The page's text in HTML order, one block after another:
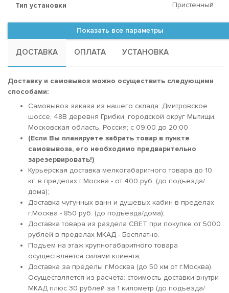
Тип установки Пристенный
Показать все параметры
ДОСТАВКА ОПЛАТА УСТАНОВКА
Доставку и самовывоз можно осуществить следующими
способами:
Самовывоз заказа из нашего склада: Дмитровское
шоссе, 48В деревня Грибки, городской округ Мытищи,
Московская область, Россия; c 09:00 до 20:00
(Если Вы планируете забрать товар в пункте
самовывоза, его необходимо предварительно
зарезервировать!)
Курьерская доставка мелкогабаритного товара до 10
кг. в пределах г.Москва - от 400 руб. (до подъезда/
дома);
Доставка чугунных ванн и душевых кабин в пределах
г.Москва - 850 руб. (до подъезда/дома);
Доставка товара из раздела СВЕТ при покупке от 5000
рублей в пределах МКАД - Бесплатно.
Подъем на этаж крупногабаритного товара
осуществляется силами клиента;
Доставка за пределы г.Москва (до 50 км от г.Москва).
Осуществляется из расчета: стоимость доставки внутри
МКАД плюс 30 рублей за 1 километр (до подъезда/